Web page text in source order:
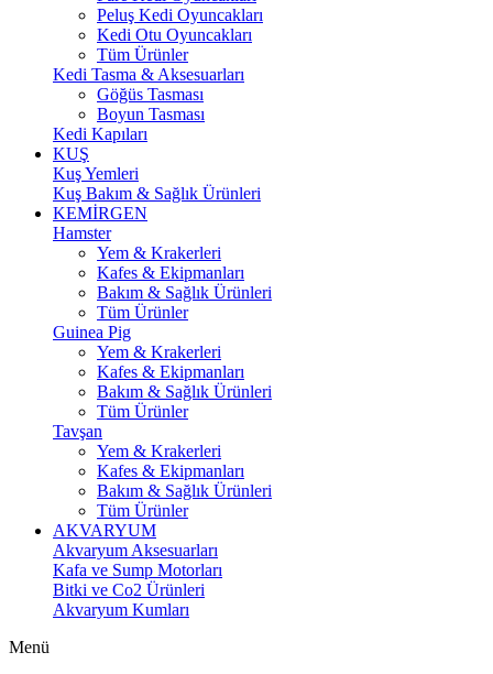
Peluş Kedi Oyuncakları
Kedi Otu Oyuncakları
Tüm Ürünler
Kedi Tasma & Aksesuarları
Göğüs Tasması
Boyun Tasması
Kedi Kapıları
KUŞ
Kuş Yemleri
Kuş Bakım & Sağlık Ürünleri
KEMİRGEN
Hamster
Yem & Krakerleri
Kafes & Ekipmanları
Bakım & Sağlık Ürünleri
Tüm Ürünler
Guinea Pig
Yem & Krakerleri
Kafes & Ekipmanları
Bakım & Sağlık Ürünleri
Tüm Ürünler
Tavşan
Yem & Krakerleri
Kafes & Ekipmanları
Bakım & Sağlık Ürünleri
Tüm Ürünler
AKVARYUM
Akvaryum Aksesuarları
Kafa ve Sump Motorları
Bitki ve Co2 Ürünleri
Akvaryum Kumları
Menü